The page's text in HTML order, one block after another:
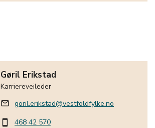
Gøril Erikstad
Karriereveileder
mail_outline goril.erikstad@vestfoldfylke.no
smartphone 468 42 570